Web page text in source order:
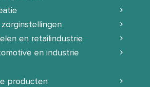
en retailindustrie
en industrie
producten